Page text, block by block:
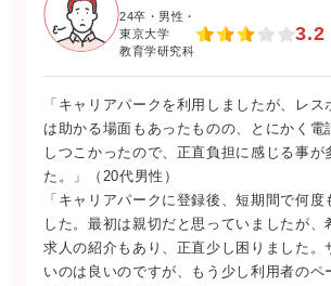
24卒・男性・
東京大学
教育学研究科
3.2
「キャリアパークを利用しましたが、レス
は助かる場面もあったものの、とにかく電
しつこかったので、正直負担に感じる事が
た。」（20代男性）
「キャリアパークに登録後、短期間で何度
した。最初は親切だと思っていましたが、
求人の紹介もあり、正直少し困りました。
いのは良いのですが、もう少し利用者のペ